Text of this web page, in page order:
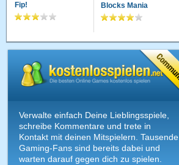
Fip! Blocks Mania
Verwalte einfach Deine Lieblingsspiele,
schreibe Kommentare und trete in
Kontakt mit deinen Mitspielern. Tausende
Gaming-Fans sind bereits dabei und
warten darauf gegen dich zu spielen.